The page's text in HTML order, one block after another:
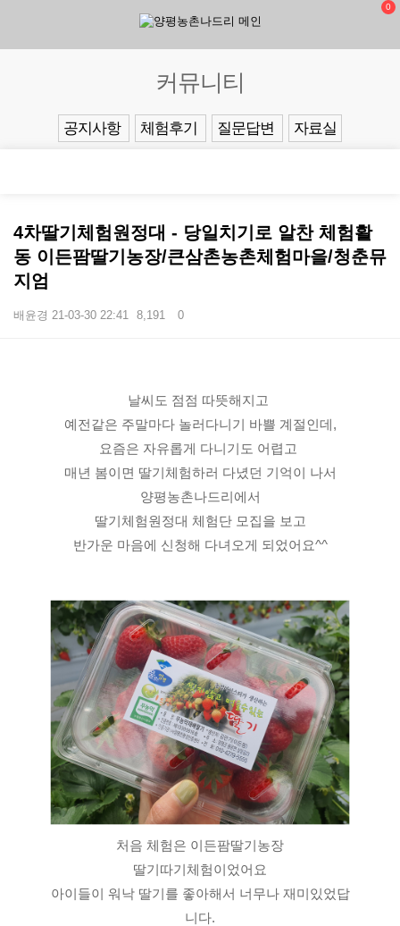
0
커뮤니티
공지사항 체험후기 질문답변 자료실
4차딸기체험원정대 - 당일치기로 알찬 체험활
동 이든팜딸기농장/큰삼촌농촌체험마을/청춘뮤
지엄
배윤경 21-03-30 22:41 8,191 0
날씨도 점점 따뜻해지고
예전같은 주말마다 놀러다니기 바쁠 계절인데,
요즘은 자유롭게 다니기도 어렵고
매년 봄이면 딸기체험하러 다녔던 기억이 나서
양평농촌나드리에서
딸기체험원정대 체험단 모집을 보고
반가운 마음에 신청해 다녀오게 되었어요^^
처음 체험은 이든팜딸기농장
딸기따기체험이었어요
아이들이 워낙 딸기를 좋아해서 너무나 재미있었답
니다.